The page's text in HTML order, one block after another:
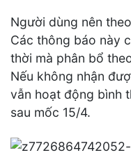
Người dùng nên
Các thông báo này
thời mà phân bổ
Nếu không nhận
vẫn hoạt động bình
sau mốc 15/4.